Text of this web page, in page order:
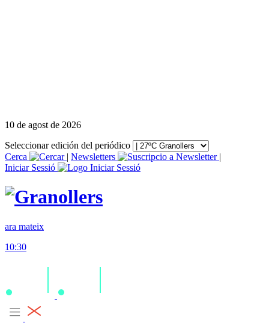
10 de agost de 2026
Seleccionar edición del periódico
Cerca
| Newsletters
|
Iniciar Sessió
ara mateix
10:30